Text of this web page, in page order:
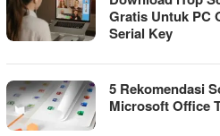
Gratis Untuk PC
Serial Key
5 Rekomendasi
Microsoft Office